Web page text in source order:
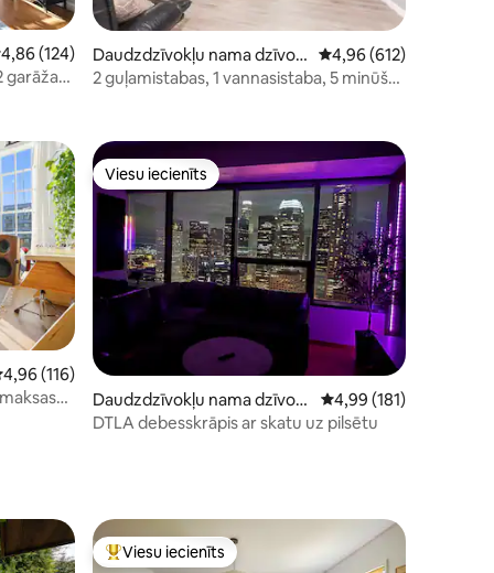
248
vērtējums: 4,86 no 5, atsauksmju skaits: 124
4,86 (124)
garāžas
Daudzdzīvokļu nama dzīvokl
is – Culver City
Vidējais vērtējums:
4,96 (612)
2 guļamistabas, 1 vannasistaba, 5 minūšu
417vērtējums: 4,96 no 5, atsauksmju skaits: 116
4,96 (116)
Viesu iecienīts
Viesu iecienīts
Daudzdzīvokļu nama dzīvokli
s – Vernon
Vidējais vērtējums:
4,99 (181)
DTLA debesskrāpis ar skatu uz pilsētu
Populārs viesu iecienīts mājoklis
Viesu iecienīts